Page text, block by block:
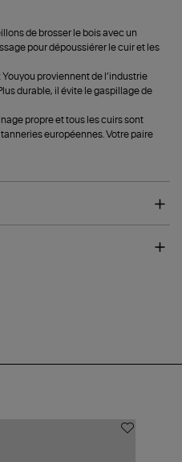
de brosser le bois avec un
pour dépoussiérer le cuir et les
Youyou proviennent de l’industrie
durable, il évite le gaspillage de
propre et tous les cuirs sont
européennes. Votre paire